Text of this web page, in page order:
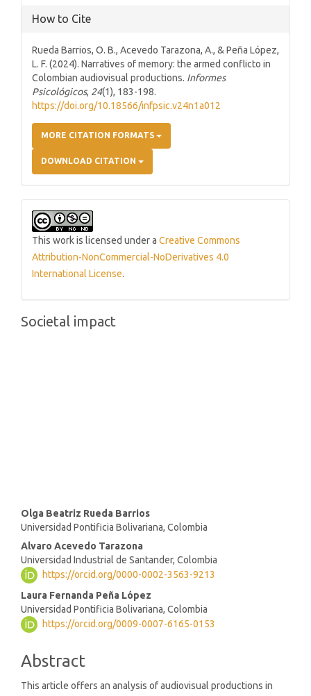
How to Cite
Rueda Barrios, O. B., Acevedo Tarazona, A., & Peña López,
L. F. (2024). Narratives of memory: the armed conflicto in
Colombian audiovisual productions. Informes
Psicológicos, 24(1), 183-198.
https://doi.org/10.18566/infpsic.v24n1a012
MORE CITATION FORMATS
DOWNLOAD CITATION
This work is licensed under a Creative Commons
Attribution-NonCommercial-NoDerivatives 4.0
International License.
Societal impact
Main
Article
Content
Olga Beatriz Rueda Barrios
Universidad Pontificia Bolivariana, Colombia
Alvaro Acevedo Tarazona
Universidad Industrial de Santander, Colombia
https://orcid.org/0000-0002-3563-9213
Laura Fernanda Peña López
Universidad Pontificia Bolivariana, Colombia
https://orcid.org/0009-0007-6165-0153
Abstract
This article offers an analysis of audiovisual productions in